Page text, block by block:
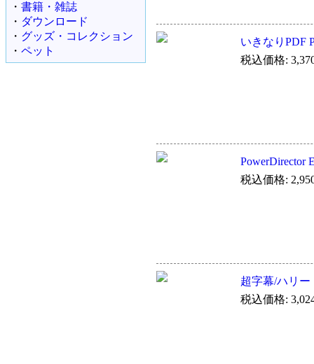
・ 書籍・雑誌
・ ダウンロード
・ グッズ・コレクション
・ ペット
いきなりPDF
税込価格:
PowerDirector
税込価格:
超字幕/ハリ
税込価格: